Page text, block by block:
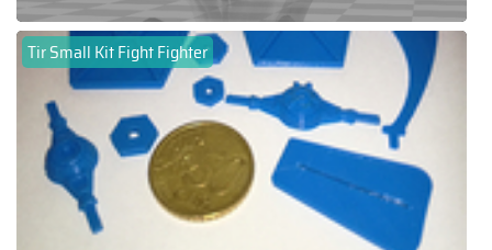
Tir Small Kit Fight Fighter